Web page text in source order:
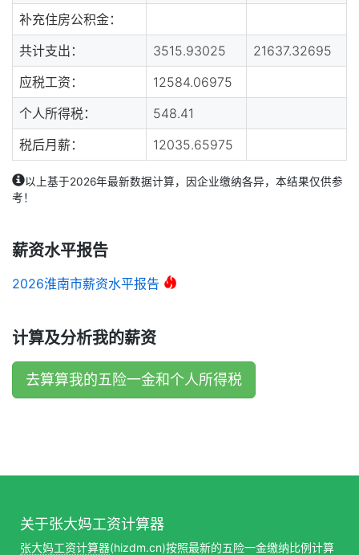
补充住房公积金：
共计支出：
3515.93025
21637.32695
应税工资：
12584.06975
个人所得税：
548.41
税后月薪：
12035.65975
以上基于2026年最新数据计算，因企业缴纳各异，本结果仅供参
考！
薪资水平报告
2026淮南市薪资水平报告
计算及分析我的薪资
去算算我的五险一金和个人所得税
关于张大妈工资计算器
张大妈工资计算器(hizdm.cn)按照最新的五险一金缴纳比例计算